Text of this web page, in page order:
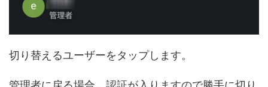
切り替えるユーザーをタップします。